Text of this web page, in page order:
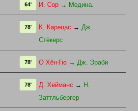
И. Сор → Медина.
64'
К. Карецас → Дж.
Стёкерс
78'
О Хён-Гю → Дж. Эраби
78'
Д. Хейманс → Н.
Заттльбергер
78'